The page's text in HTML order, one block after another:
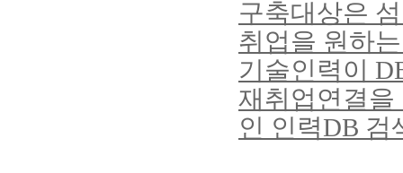
구축대상은
취업을 원하
기술인력이
재취업연결을
인 인력DB 검